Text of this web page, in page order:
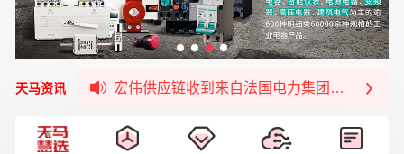
天马资讯 宏伟天马与航天电子超市顺利完成对接！
签约喜讯 | 宏伟与中铝集团成功签约！
福清核电—WD-40产品交流会圆满结束
宏伟天马与网易严选达成品牌合作
宏伟供应链与第一师阿拉尔市签署战略框架合